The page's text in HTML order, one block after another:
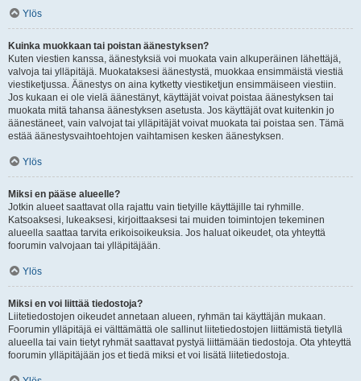
Ylös
Kuinka muokkaan tai poistan äänestyksen?
Kuten viestien kanssa, äänestyksiä voi muokata vain alkuperäinen lähettäjä,
valvoja tai ylläpitäjä. Muokataksesi äänestystä, muokkaa ensimmäistä viestiä
viestiketjussa. Äänestys on aina kytketty viestiketjun ensimmäiseen viestiin.
Jos kukaan ei ole vielä äänestänyt, käyttäjät voivat poistaa äänestyksen tai
muokata mitä tahansa äänestyksen asetusta. Jos käyttäjät ovat kuitenkin jo
äänestäneet, vain valvojat tai ylläpitäjät voivat muokata tai poistaa sen. Tämä
estää äänestysvaihtoehtojen vaihtamisen kesken äänestyksen.
Ylös
Miksi en pääse alueelle?
Jotkin alueet saattavat olla rajattu vain tietyille käyttäjille tai ryhmille.
Katsoaksesi, lukeaksesi, kirjoittaaksesi tai muiden toimintojen tekeminen
alueella saattaa tarvita erikoisoikeuksia. Jos haluat oikeudet, ota yhteyttä
foorumin valvojaan tai ylläpitäjään.
Ylös
Miksi en voi liittää tiedostoja?
Liitetiedostojen oikeudet annetaan alueen, ryhmän tai käyttäjän mukaan.
Foorumin ylläpitäjä ei välttämättä ole sallinut liitetiedostojen liittämistä tietyllä
alueella tai vain tietyt ryhmät saattavat pystyä liittämään tiedostoja. Ota yhteyttä
foorumin ylläpitäjään jos et tiedä miksi et voi lisätä liitetiedostoja.